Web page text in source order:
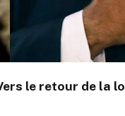
le retour de la